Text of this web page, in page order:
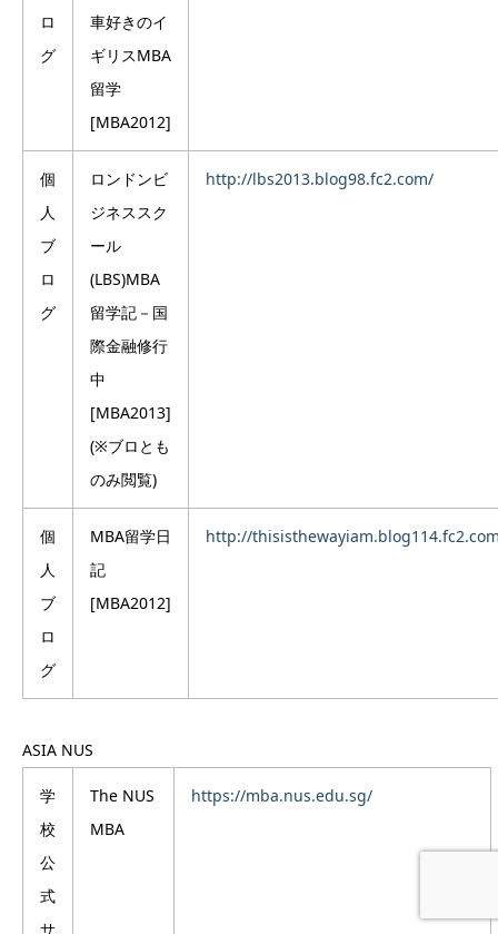
ロ
グ
車好きのイ
ギリスMBA
留学
[MBA2012]
個
人
ブ
ロ
グ
ロンドンビ
ジネススク
ール
(LBS)MBA
留学記－国
際金融修行
中
[MBA2013]
(※ブロとも
のみ閲覧)
http://lbs2013.blog98.fc2.com/
個
人
ブ
ロ
グ
MBA留学日
記
[MBA2012]
http://
ASIA NUS
学
校
公
式
サ
The NUS
MBA
https://mba.nus.edu.sg/